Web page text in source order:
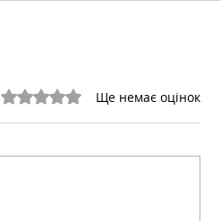
Оцінка: 0 з 5 зірок.Ще немає оцінок